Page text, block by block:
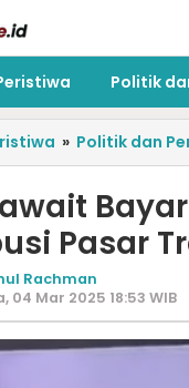
Politik
» Politik dan
Pasar
Rachman
04 Mar 2025 18:53 WIB